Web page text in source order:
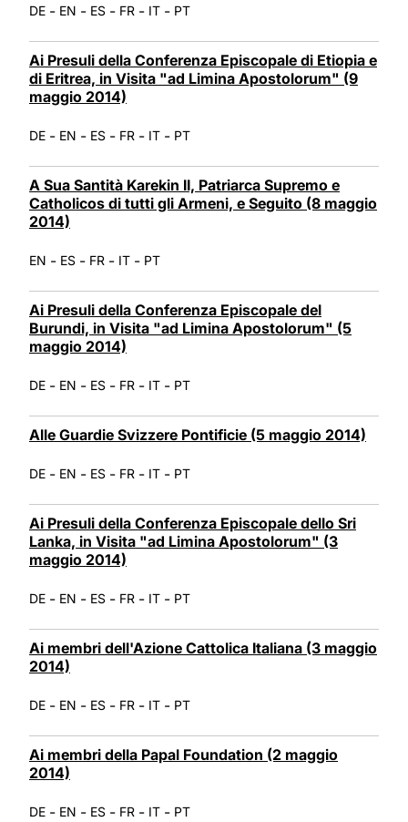
DE - EN - ES - FR - IT - PT
Ai Presuli della Conferenza Episcopale di Etiopia e
di Eritrea, in Visita "ad Limina Apostolorum" (9
maggio 2014)
DE - EN - ES - FR - IT - PT
A Sua Santità Karekin II, Patriarca Supremo e
Catholicos di tutti gli Armeni, e Seguito (8 maggio
2014)
EN - ES - FR - IT - PT
Ai Presuli della Conferenza Episcopale del
Burundi, in Visita "ad Limina Apostolorum" (5
maggio 2014)
DE - EN - ES - FR - IT - PT
Alle Guardie Svizzere Pontificie (5 maggio 2014)
DE - EN - ES - FR - IT - PT
Ai Presuli della Conferenza Episcopale dello Sri
Lanka, in Visita "ad Limina Apostolorum" (3
maggio 2014)
DE - EN - ES - FR - IT - PT
Ai membri dell'Azione Cattolica Italiana (3 maggio
2014)
DE - EN - ES - FR - IT - PT
Ai membri della Papal Foundation (2 maggio
2014)
DE - EN - ES - FR - IT - PT